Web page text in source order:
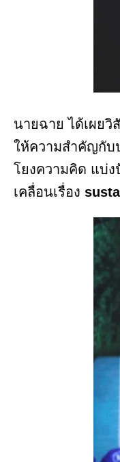
นายฉาย ได้เผยวิ
ให้ความสำคัญกับ
โยงความคิด แบ่
เคลื่อนเรื่อง